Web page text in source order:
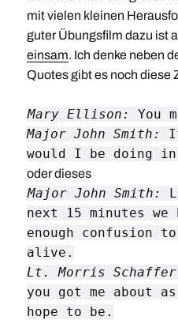
mit vielen kleinen
guter Übungsfilm dazu ist
einsam. Ich denke neben
Quotes gibt es noch diese
Mary Ellison:
You
Major John Smith:
would I be doing
oder dieses
Major John Smith:
next 15 minutes
enough confusion
alive.
Lt. Morris
you got me about
hope to be.